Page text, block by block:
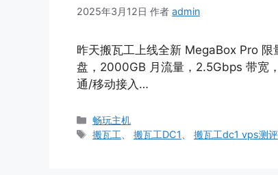
2025年3月12日 作者 admin
昨天搬瓦工上线全新 MegaBox Pro
盘，2000GB 月流量，2.5Gbps 带宽
通/移动接入…
分
类
畅玩主机
标
搬瓦工 、搬瓦工DC1 、搬瓦工dc1 vps测评